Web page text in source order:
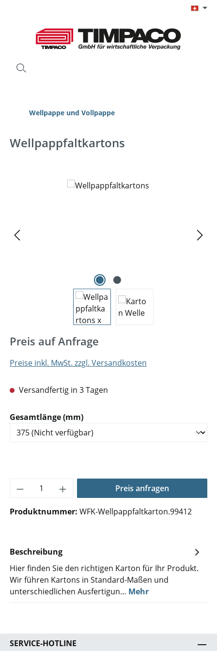
Wellpappe und Vollpappe
Wellpappfaltkartons
Bildergalerie überspringen
Preis auf Anfrage
Preise inkl. MwSt. zzgl. Versandkosten
Versandfertig in 3 Tagen
Gesamtlänge (mm)auswählen
Produkt Anzahl: Gib den gewünschten
Preis anfragen
Produktnummer: WFK-Wellpappfaltkarton.99412
Beschreibung
Hier finden Sie den richtigen Karton für Ihr Produkt.
Wir führen Kartons in Standard-Maßen und
unterschiedlichen Ausfertigun… Mehr
SERVICE-HOTLINE